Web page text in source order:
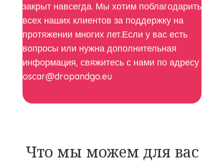
закрыт навсегда. Мы хотим поблагодарить
всех наших клиентов за поддержку на
протяжении многих лет.Если у вас есть
вопросы или нужна дополнительная
информация, свяжитесь с нами по адресу
oscar@dropandgo.eu
Что мы можем для вас